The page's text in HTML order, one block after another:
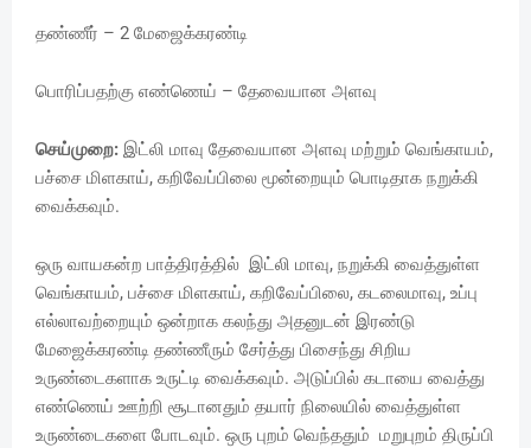
தண்ணீர் – 2 மேஜைக்கரண்டி
பொரிப்பதற்கு எண்ணெய் – தேவையான அளவு
செய்முறை: இட்லி மாவு தேவையான அளவு மற்றும் வெங்காயம்,
பச்சை மிளகாய், கறிவேப்பிலை மூன்றையும் பொடிதாக நறுக்கி
வைக்கவும்.
ஒரு வாயகன்ற பாத்திரத்தில் இட்லி மாவு, நறுக்கி வைத்துள்ள
வெங்காயம், பச்சை மிளகாய், கறிவேப்பிலை, கடலைமாவு, உப்பு
எல்லாவற்றையும் ஒன்றாக கலந்து அதனுடன் இரண்டு
மேஜைக்கரண்டி தண்ணீரும் சேர்த்து பிசைந்து சிறிய
உருண்டைகளாக உருட்டி வைக்கவும். அடுப்பில் கடாயை வைத்து
எண்ணெய் ஊற்றி சூடானதும் தயார் நிலையில் வைத்துள்ள
உருண்டைகளை போடவும். ஒரு புறம் வெந்ததும் மறுபுறம் திருப்பி